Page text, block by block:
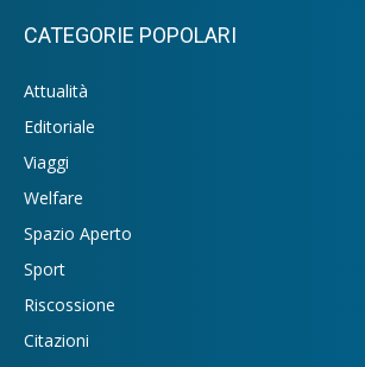
CATEGORIE POPOLARI
Attualità
Editoriale
Viaggi
Welfare
Spazio Aperto
Sport
Riscossione
Citazioni